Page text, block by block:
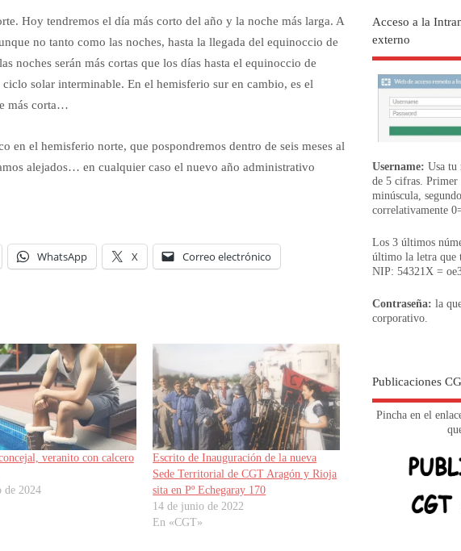
Hoy tendremos el día más corto del año y la noche más larga. A
no tanto como las noches, hasta la llegada del equinoccio de
noches serán más cortas que los días hasta el equinoccio de
solar interminable. En el hemisferio sur en cambio, es el
más corta…
en el hemisferio norte, que pospondremos dentro de seis meses al
alejados… en cualquier caso el nuevo año administrativo
WhatsApp X Correo electrónico
veranito con calcero
de 2024
Escrito de Inauguración de la nueva
Sede Territorial de CGT Aragón y Rioja
sita en Pº Echegaray 170
14 de junio de 2022
En «CGT»
Acceso a la
externo
Username: Usa tu
de 5 cifras. Primer
minúscula,
correlativamente
Los 3 últimos
último la letra que
NIP: 54321X =
Contraseña: la
corporativo.
Publicaciones
Pincha en el